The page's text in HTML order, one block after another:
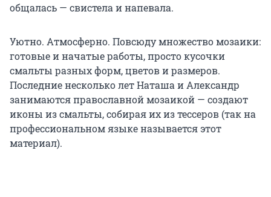
общалась — свистела и напевала.
Уютно. Атмосферно. Повсюду множество мозаики:
готовые и начатые работы, просто кусочки
смальты разных форм, цветов и размеров.
Последние несколько лет Наташа и Александр
занимаются православной мозаикой — создают
иконы из смальты, собирая их из тессеров (так на
профессиональном языке называется этот
материал).